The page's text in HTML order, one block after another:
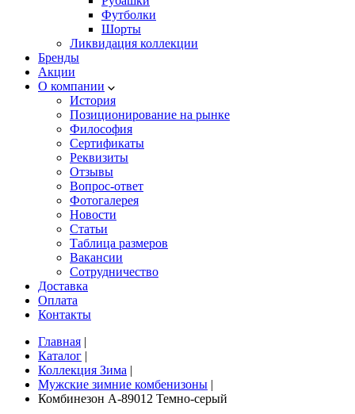
Футболки
Шорты
Ликвидация коллекции
Бренды
Акции
О компании
История
Позиционирование на рынке
Философия
Сертификаты
Реквизиты
Отзывы
Вопрос-ответ
Фотогалерея
Новости
Статьи
Таблица размеров
Вакансии
Сотрудничество
Доставка
Оплата
Контакты
Главная |
Каталог |
Коллекция Зима |
Мужские зимние комбенизоны |
Комбинезон A-89012 Темно-серый